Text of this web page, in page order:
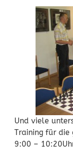
Und viele
Training für die
9:00 –